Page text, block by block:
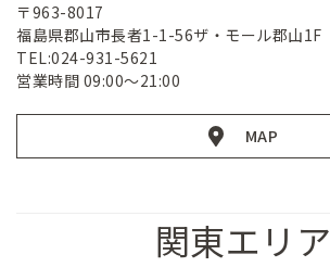
〒963-8017
福島県郡山市長者1-1-56ザ・モール郡山1F
TEL:024-931-5621
営業時間 09:00～21:00
MAP
関東エリア